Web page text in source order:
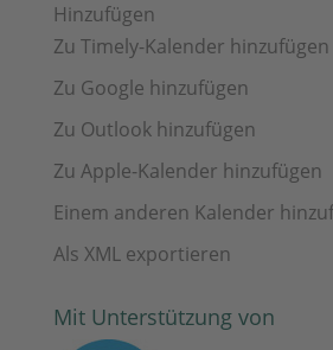
Hinzufügen
Zu Timely-Kalender hinzufügen
Zu Google hinzufügen
Zu Outlook hinzufügen
Zu Apple-Kalender hinzufügen
Einem anderen Kalender
Als XML exportieren
Mit Unterstützung von